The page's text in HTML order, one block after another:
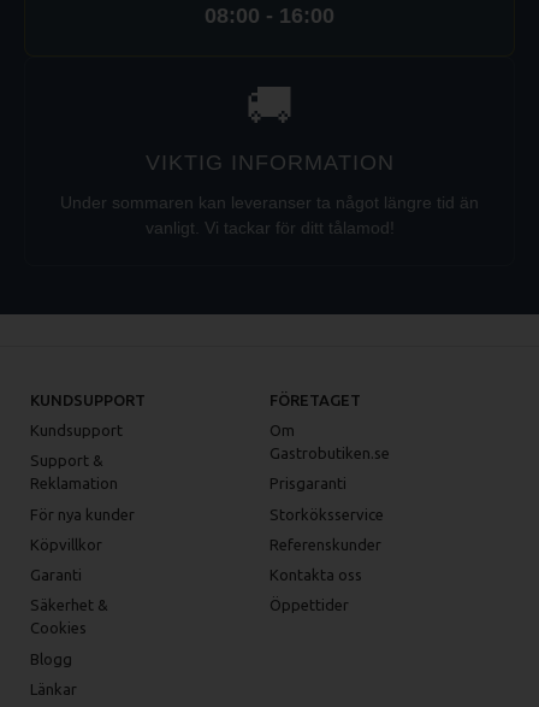
08:00 - 16:00
🚚
VIKTIG INFORMATION
Under sommaren kan leveranser ta något längre tid än
vanligt. Vi tackar för ditt tålamod!
KUNDSUPPORT
Kundsupport
Support &
Reklamation
För nya kunder
Köpvillkor
Garanti
Säkerhet &
Cookies
Blogg
Länkar
FÖRETAGET
Om
Gastrobutiken.se
Prisgaranti
Storköksservice
Referenskunder
Kontakta oss
Öppettider